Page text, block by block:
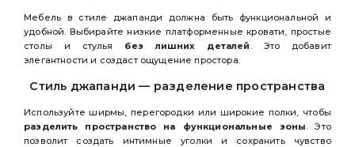
Мебель в стиле джапанди должна быть функциональной и
удобной. Выбирайте низкие платформенные кровати, простые
столы и стулья без лишних деталей . Это добавит
элегантности и создаст ощущение простора.
Стиль джапанди — разделение пространства
Используйте ширмы, перегородки или широкие полки, чтобы
разделить пространство на функциональные зоны
. Это
позволит создать интимные уголки и сохранить чувство